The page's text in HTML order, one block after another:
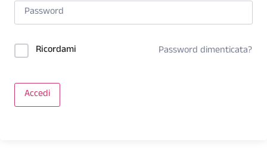
Ricordami Password dimenticata?
Accedi